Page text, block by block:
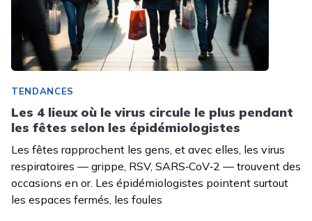
TENDANCES
Les 4 lieux où le virus circule le plus pendant
les fêtes selon les épidémiologistes
Les fêtes rapprochent les gens, et avec elles, les virus
respiratoires — grippe, RSV, SARS‑CoV‑2 — trouvent des
occasions en or. Les épidémiologistes pointent surtout
les espaces fermés, les foules